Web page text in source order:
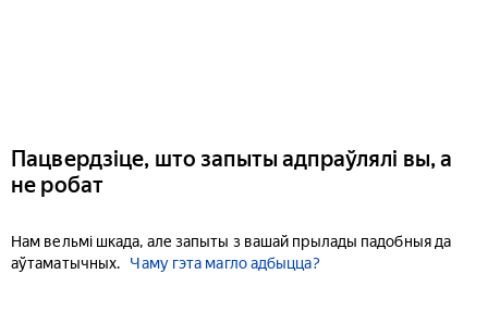
Пацвердзіце, што запыты адпраўлялі вы, а
не робат
Нам вельмі шкада, але запыты з вашай прылады падобныя да
аўтаматычных.
Чаму гэта магло адбыцца?